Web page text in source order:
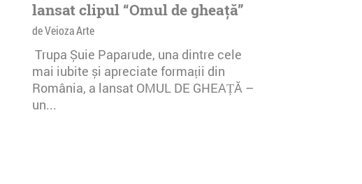
lansat clipul “Omul de gheață”
de Veioza Arte
Trupa Șuie Paparude, una dintre cele
mai iubite și apreciate formații din
România, a lansat OMUL DE GHEAȚĂ –
un...